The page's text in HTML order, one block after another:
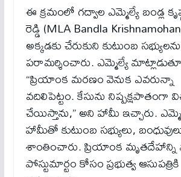
ఈ క్ర‌మంలో గద్వాల ఎమ్మెల్యే బండ్ల
రెడ్డి (MLA Bandla
అక్కడకు చేరుకుని కుటుంబ సభ్యులను
పరామర్శించారు. ఎమ్మెల్యే
“ప్రియాంక మరణం వెనుక ఎవరున్నా
వదిలిపెట్టం. కేసును నిష్పక్షపాతంగా
చేయిస్తాను,” అని హామీ ఇచ్చారు.
హామీతో కుటుంబ సభ్యులు,
శాంతించారు. ప్రియాంక మృతదేహాన్ని
పోస్టుమార్టం కోసం ప్రభుత్వ ఆసుపత్రికి